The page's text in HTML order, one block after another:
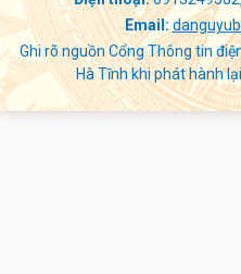
Email:
Ghi rõ nguồn Cổng Thông tin
Hà Tĩnh khi phát hành